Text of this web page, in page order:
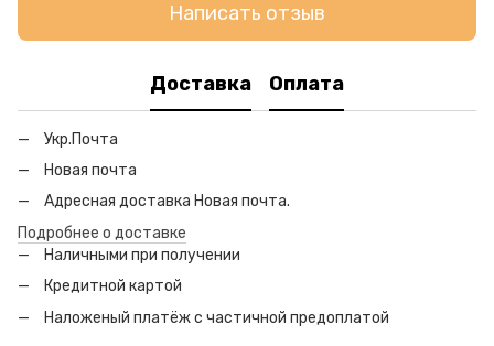
Написать отзыв
Доставка Оплата
Укр.Почта
Новая почта
Адресная доставка Новая почта.
Подробнее о доставке
Наличными при получении
Кредитной картой
Наложеный платёж с частичной предоплатой